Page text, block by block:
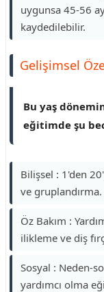
uygunsa 45-56
kaydedilebilir.
Gelişimsel
Bu yaş
eğitimde şu
Bilişsel : 1'den
ve gruplandırma.
Öz Bakım :
ilikleme ve diş
Sosyal : Neden-
yardımcı olma